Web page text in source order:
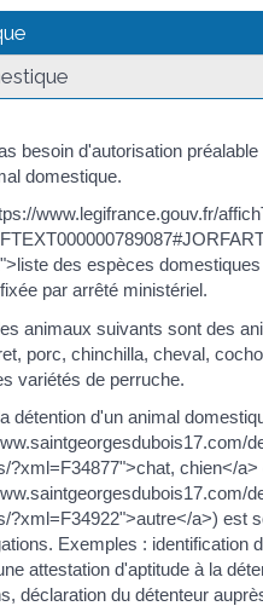
besoin d'autorisation
domestique.
www.legifrance.gouv.fr/
des espèces
par arrêté ministériel.
animaux suivants sont des
porc, chinchilla, cheval,
variétés de perruche.
détention d'un animal
?xml=F34877">chat, chien</a>
?xml=F34922">autre</a>) est
Exemples : identification
attestation d'aptitude à la
déclaration du détenteur